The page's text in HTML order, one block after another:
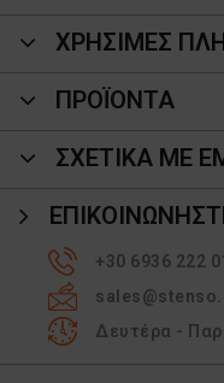
ΧΡΗΣΙΜΕΣ
ΠΡΟΪΌΝΤΑ
ΣΧΕΤΙΚΑ ΜΕ
+30 6936 222
Δευτέρα -